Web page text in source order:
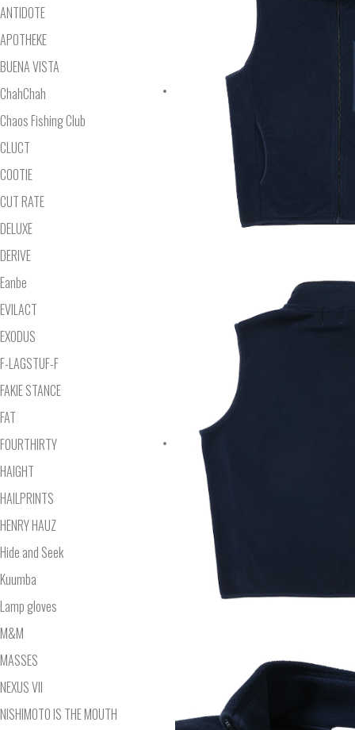
ANTIDOTE
APOTHEKE
BUENA VISTA
ChahChah
Chaos Fishing Club
CLUCT
COOTIE
CUT RATE
DELUXE
DERIVE
Eanbe
EVILACT
EXODUS
F-LAGSTUF-F
FAKIE STANCE
FAT
FOURTHIRTY
HAIGHT
HAILPRINTS
HENRY HAUZ
Hide and Seek
Kuumba
Lamp gloves
M&M
MASSES
NEXUS VII
NISHIMOTO IS THE MOUTH